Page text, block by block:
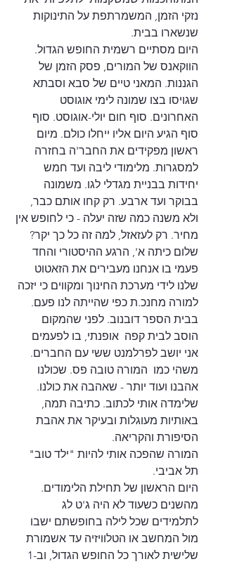
נזקי הזמן, המשמרתפת על התינוקות
שנשארו בבית.
היום מסתיים רשמית החופש הגדול.
הווקאנס של המורים, פסק הזמן של
הגננות. המאני טיים של סבא וסבתא
שגויסו בצו שמונה לימי אוגוסט
האחרונים. סוף חום יולי-אוגוסט. סוף
סוף הגיע היום אליו ייחלו כולם. מיום
ראשון מפקידים את החבר'ה בחזרה
למסגרות. מלימודי ליבה ועד חמש
יחידות בבניית מגדלי לגו. משמונה
בבוקר ועד ארבע. רק קחו אותם כבר,
ולא משנה כמה שזה יעלה - כי לחופש אין
מחיר. רק לעזאזל, למה זה כל כך יקר?
שלום כיתה א', הרגע ההיסטורי והחד
פעמי בו אנחנו מעבירים את הזאטוט
שלנו לידי מערכת החינוך ומקווים כי יזכה
למורה מחנכ.ת כפי שהייתה לנו פעם.
בבית הספר דובנוב. לפני שהמקום
הוסב לבית קפה  אופנתי, בו לפעמים
אני יושב לפרלמנט ששי עם החברים.
משהי כמו  המורה טובה פס. שכולנו
אהבנו ועוד יותר - שאהבה את כולנו.
שלימדה אותי לכתוב. כתיבה תמה,
באותיות מעוגלות ובעיקר את אהבת
הסיפורת והקריאה.
המורה שהפכה אותי להיות "ילד טוב"
תל אביבי.
היום הראשון של תחילת הלימודים.
מהשנים כשעוד לא היה ג'ט לג
לתלמידים שכל לילה בחופשתם ישבו
מול המחשב או הטלוויזיה עד אשמורת